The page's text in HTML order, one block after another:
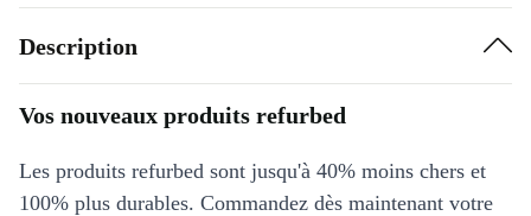
Description
Vos nouveaux produits refurbed
Les produits refurbed sont jusqu'à 40% moins chers et
100% plus durables. Commandez dès maintenant votre